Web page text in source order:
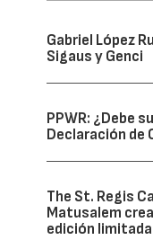
Gabriel López
Sigaus y Genci
PPWR: ¿Debe
Declaración de
The St. Regis
Matusalem
edición